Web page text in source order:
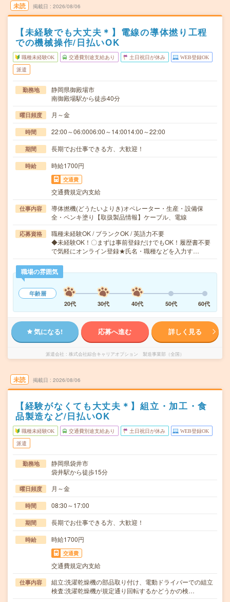
未読 掲載日 2026/08/06
【未経験でも大丈夫＊】電線の導体撚り工程
での機械操作/日払いOK
職種未経験OK 交通費別途支給あり 土日祝日が休み WEB登録OK
派遣
勤務地
静岡県御殿場市
南御殿場駅から徒歩40分
曜日頻度 月～金
時間 22:00～06:0006:00～14:0014:00～22:00
期間 長期でお仕事できる方、大歓迎！
時給 時給1700円
交通費
交通費規定内支給
仕事内容
導体撚機(どうたいよりき)オペレーター・生産・設備保
全・ペンキ塗り【取扱製品情報】ケーブル、電線
応募資格
職種未経験OK / ブランクOK / 英語力不要
◆未経験OK！〇まずは事前登録だけでもOK！履歴書不要
で気軽にオンライン登録★氏名・職種などを入力す…
職場の雰囲気
年齢層
20代
30代 40代 50代 60代
気になる! 応募へ進む 詳しく見る
派遣会社 株式会社綜合キャリアオプション 製造事業部（全国）
未読 掲載日 2026/08/06
【経験がなくても大丈夫＊】組立・加工・食
品製造など/日払いOK
職種未経験OK 交通費別途支給あり 土日祝日が休み WEB登録OK
派遣
勤務地
静岡県袋井市
袋井駅から徒歩15分
曜日頻度 月～金
時間 08:30～17:00
期間 長期でお仕事できる方、大歓迎！
時給 時給1700円
交通費
交通費規定内支給
仕事内容
組立:洗濯乾燥機の部品取り付け、電動ドライバーでの組立
検査:洗濯乾燥機が規定通り回転するかどうかの検…